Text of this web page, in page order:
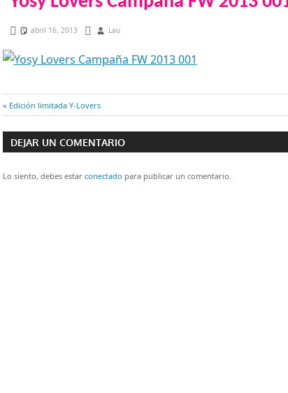
abril 16, 2013 Lau
Navegación
de
entradas
Entrada
anterior:
Edición limitada Y-Lovers
DEJAR UN COMENTARIO
Lo siento, debes estar conectado para publicar un comentario.